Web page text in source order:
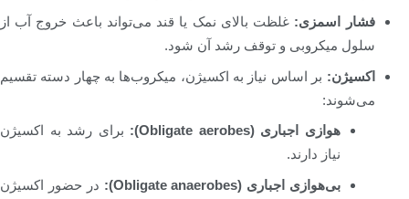
فشار اسمزی: غلظت بالای نمک یا قند می‌تواند باعث خروج آب از
سلول میکروبی و توقف رشد آن شود.
اکسیژن: بر اساس نیاز به اکسیژن، میکروب‌ها به چهار دسته تقسیم
می‌شوند:
هوازی اجباری (Obligate aerobes):
برای رشد به اکسیژن
نیاز دارند.
بی‌هوازی اجباری (Obligate anaerobes):
در حضور اکسیژن